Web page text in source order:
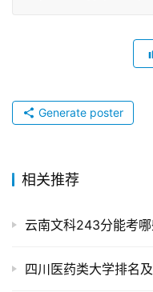
Generate poster
相关推荐
云南文科243分能考
四川医药类大学排名